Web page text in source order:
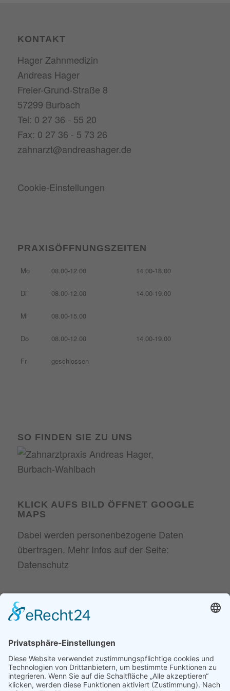
KONTAKT
Hager Zahnmedizin
Andreas Hager
Freier-Grund-Straße 8
57299 Burbach
Tel: 0 27 36 - 55 20
Fax: 0 27 36 - 5 73 26
zahnarzt@andreashager.de
Cookie-Einstellungen
PRAXISÖFFNUNGSZEITEN
Mo 08.00-12.00 14.00-18.00
Di 08.00-12.00 14.00-19.00
Mi 08.00-15.00
Do 08.00-12.00 14.00-19.00
Fr geschlossen
SO FINDEN SIE ZU UNS
KLICK AUFS BILD ÖFFNET GOOGLE
MAPS
Dabei werden personenbezogene Daten
übertragen. Mehr Infos auf der Seite:
Datenschutz
2026
Zahngesundheit in den Wechseljahren 20. April 2026